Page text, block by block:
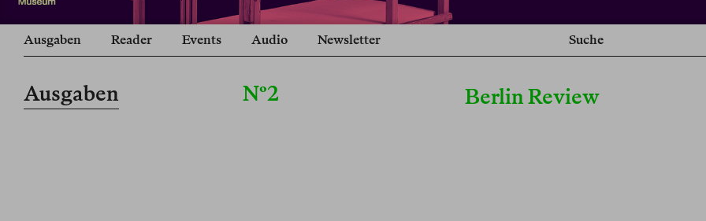
Ausgaben Reader Events Audio Newsletter Suche
Ausgaben Nº2 Berlin Review